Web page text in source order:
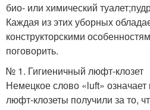
био- или химический
Каждая из этих уборных
конструкторскими
поговорить.
№ 1. Гигиеничный люфт-клозет
Немецкое слово «luft»
люфт-клозеты получили за то,